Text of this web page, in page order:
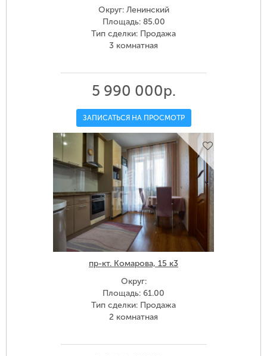
Округ: Ленинский
Площадь: 85.00
Тип сделки: Продажа
3 комнатная
5 990 000р.
ЗАПИСАТЬСЯ НА ПРОСМОТР
пр-кт. Комарова, 15 к3
Округ:
Площадь: 61.00
Тип сделки: Продажа
2 комнатная